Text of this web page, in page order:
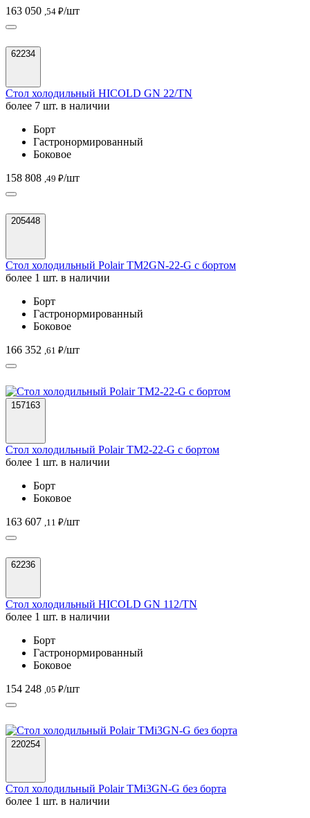
163 050 ,54 ₽/шт
62234
Стол холодильный HICOLD GN 22/TN
более 7 шт. в наличии
Борт
Гастронормированный
Боковое
158 808 ,49 ₽/шт
205448
Стол холодильный Polair TM2GN-22-G с бортом
более 1 шт. в наличии
Борт
Гастронормированный
Боковое
166 352 ,61 ₽/шт
157163
Стол холодильный Polair TM2-22-G с бортом
более 1 шт. в наличии
Борт
Боковое
163 607 ,11 ₽/шт
62236
Стол холодильный HICOLD GN 112/TN
более 1 шт. в наличии
Борт
Гастронормированный
Боковое
154 248 ,05 ₽/шт
220254
Стол холодильный Polair TMi3GN-G без борта
более 1 шт. в наличии